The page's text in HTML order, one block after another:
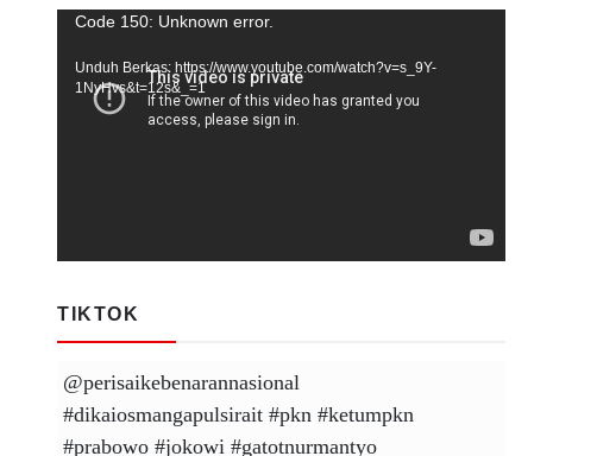
Pemutar
Video
Code 150: Unknown error.
Unduh Berkas: https://www.youtube.com/watch?v=s_9Y-
1NyHvs&t=12s&_=1
TIKTOK
@perisaikebenarannasional
#dikaiosmangapulsirait #pkn #ketumpkn
#prabowo #jokowi #gatotnurmantyo